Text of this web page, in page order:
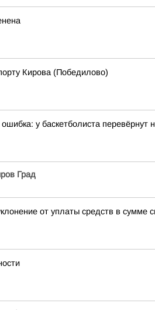
Кирова (Победилово)
у баскетболиста перевёрнут
Град
от уплаты средств в